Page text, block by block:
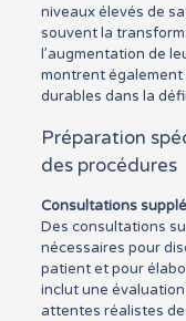
niveaux élevés de
souvent la
l’augmentation de
montrent
durables dans la
Préparation
des procédures
Consultations
Des consultations
nécessaires pour
patient et pour
inclut une
attentes réalistes